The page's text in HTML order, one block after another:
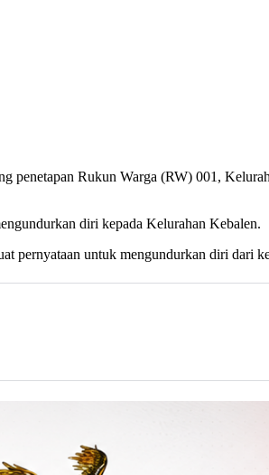
Rukun Warga (RW) 001,
diri kepada Kelurahan Kebalen.
pernyataan untuk mengundurkan diri dari